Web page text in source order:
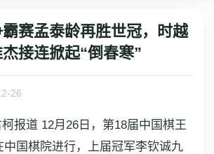
赛孟泰龄再胜世冠，时越
接连掀起“倒春寒”
26
报道 12月26日，第18届中国棋王
中国棋院进行，上届冠军李钦诚九